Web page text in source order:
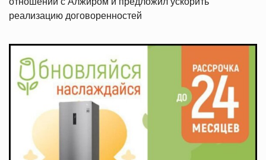
реализацию договоренностей